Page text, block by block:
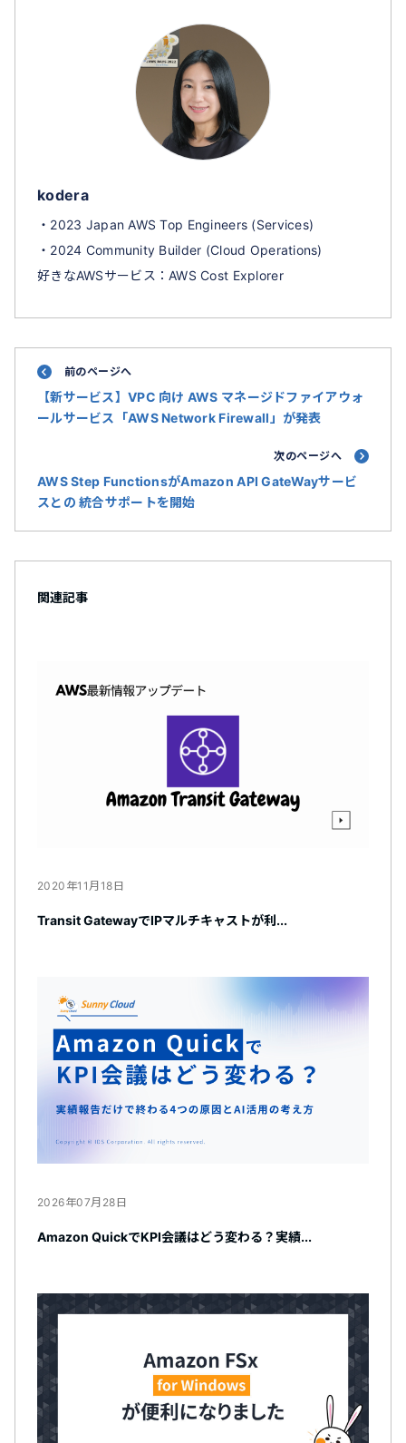
kodera
・2023 Japan AWS Top Engineers (Services)
・2024 Community Builder (Cloud Operations)
好きなAWSサービス：AWS Cost Explorer
前のページへ
【新サービス】VPC 向け AWS マネージドファイアウォ
ールサービス「AWS Network Firewall」が発表
次のページへ
AWS Step FunctionsがAmazon API GateWayサービ
スとの 統合サポートを開始
関連記事
2020年11月18日
Transit GatewayでIPマルチキャストが利...
2026年07月28日
Amazon QuickでKPI会議はどう変わる？実績...